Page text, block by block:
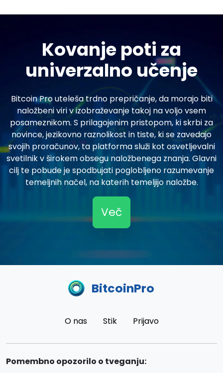
Kovanje poti za
univerzalno učenje
Bitcoin Pro uteleša trdno prepričanje, da morajo biti
naložbeni viri v izobraževanje takoj na voljo vsem
posameznikom. S prilagojenim pristopom, ki skrbi za
novince, jezikovno raznolikost in tiste, ki se zavedajo
svojih proračunov, ta platforma služi kot osvetljevalni
svetilnik v širokem obsegu naložbenega znanja. Glavni
cilj te pobude je spodbujati poglobljeno razumevanje
temeljnih načel, na katerih temeljijo naložbe.
Več
BitcoinPro
O nas Stik Prijavo
Pomembno opozorilo o tveganju: